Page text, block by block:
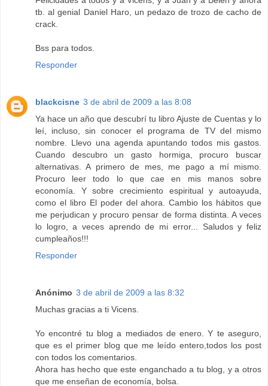
tb. al genial Daniel Haro, un pedazo de trozo de cacho de
crack.
Bss para todos.
Responder
blackcisne 3 de abril de 2009 a las 8:08
Ya hace un año que descubrí tu libro Ajuste de Cuentas y lo
leí, incluso, sin conocer el programa de TV del mismo
nombre. Llevo una agenda apuntando todos mis gastos.
Cuando descubro un gasto hormiga, procuro buscar
alternativas. A primero de mes, me pago a mí mismo.
Procuro leer todo lo que cae en mis manos sobre
economía. Y sobre crecimiento espiritual y autoayuda,
como el libro El poder del ahora. Cambio los hábitos que
me perjudican y procuro pensar de forma distinta. A veces
lo logro, a veces aprendo de mi error... Saludos y feliz
cumpleaños!!!
Responder
Anónimo 3 de abril de 2009 a las 8:32
Muchas gracias a ti Vicens.
Yo encontré tu blog a mediados de enero. Y te aseguro,
que es el primer blog que me leído entero,todos los post
con todos los comentarios.
Ahora has hecho que este enganchado a tu blog, y a otros
que me enseñan de economía, bolsa.